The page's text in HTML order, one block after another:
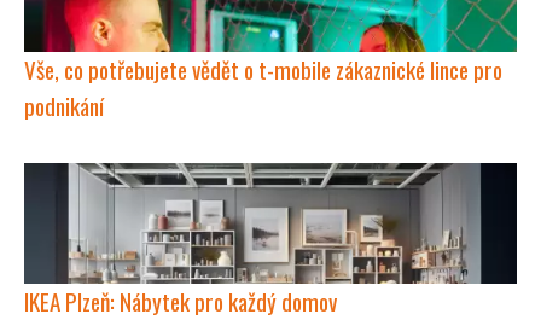
Vše, co potřebujete vědět o t-mobile zákaznické lince pro
podnikání
IKEA Plzeň: Nábytek pro každý domov